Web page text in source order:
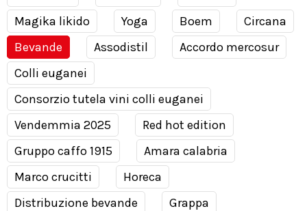
Magika likido
Yoga Boem
Circana
Bevande
Assodistil
Accordo mercosur
Colli euganei
Consorzio tutela vini colli euganei
Vendemmia 2025
Red hot edition
Gruppo caffo 1915
Amara calabria
Marco crucitti
Horeca
Distribuzione bevande
Grappa